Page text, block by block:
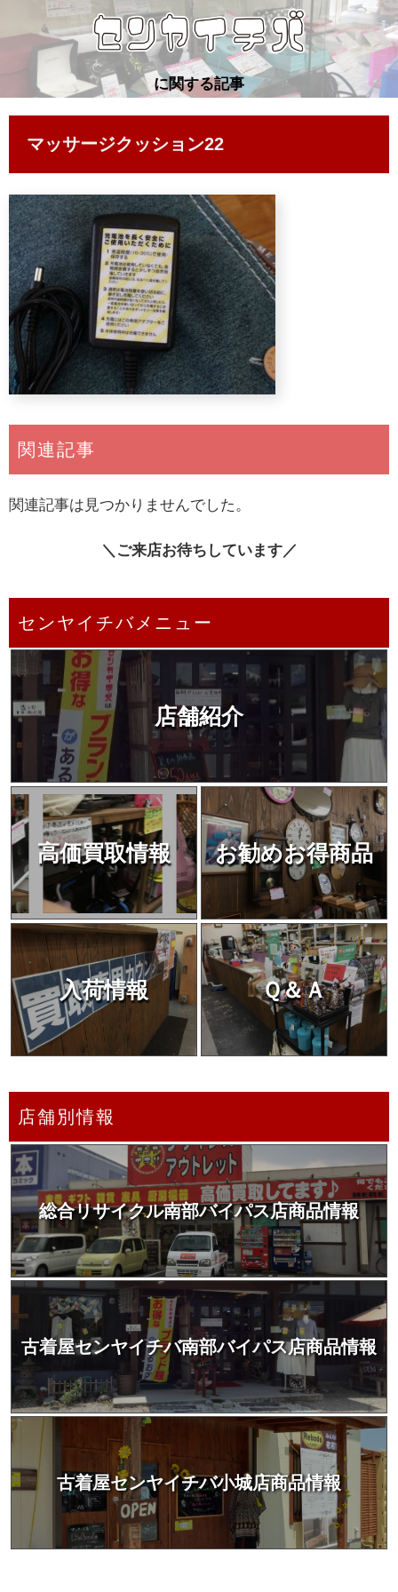
に関する記事
マッサージクッション22
関連記事
関連記事は見つかりませんでした。
＼ご来店お待ちしています／
センヤイチバメニュー
店舗紹介
高価買取情報 お勧めお得商品
入荷情報 Ｑ＆Ａ
店舗別情報
総合リサイクル南部バイパス店商品情報
古着屋センヤイチバ南部バイパス店商品情報
古着屋センヤイチバ小城店商品情報